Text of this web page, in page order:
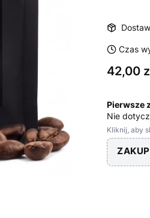
Czas
Cena
42,00
Pierwsze
Nie
Kliknij, aby